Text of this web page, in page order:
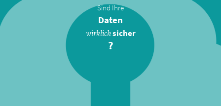
Sind Ihre
Daten
wirklichsicher
?